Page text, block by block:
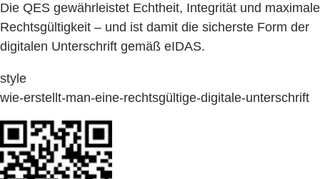
Die QES gewährleistet Echtheit, Integrität und maximale
Rechtsgültigkeit – und ist damit die sicherste Form der
digitalen Unterschrift gemäß eIDAS.
style
wie-erstellt-man-eine-rechtsgültige-digitale-unterschrift